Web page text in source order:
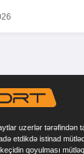
uzerlər tərəfindən
etdikdə istinad
qoyulması